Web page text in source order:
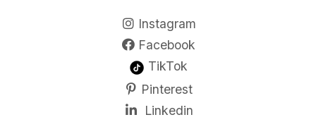
Instagram
Facebook
TikTok
Pinterest
Linkedin